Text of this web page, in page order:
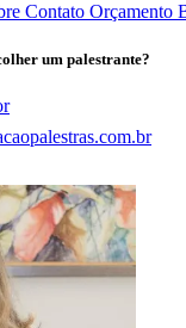
Contato Orçamento
um palestrante?